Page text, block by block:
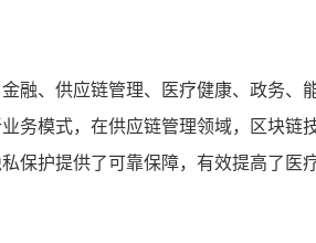
融、供应链管理、医疗健康、政务
务模式，在供应链管理领域，区块
保护提供了可靠保障，有效提高了